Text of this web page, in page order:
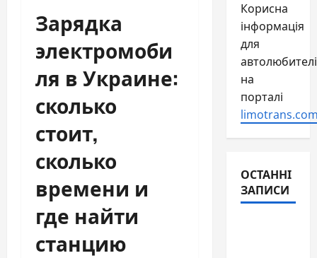
Зарядка
электромоби
ля в Украине:
сколько
стоит,
сколько
времени и
где найти
станцию
Корисна
інформація
для
на
порталі
ОСТАННІ
ЗАПИСИ